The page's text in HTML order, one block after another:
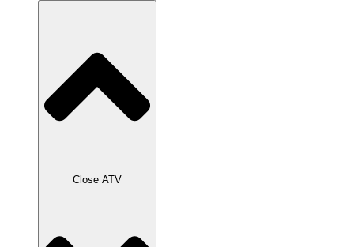
Close ATV